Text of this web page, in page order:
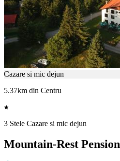
Cazare si mic dejun
5.37km din Centru
3 Stele Cazare si mic dejun
Mountain-Rest Pension